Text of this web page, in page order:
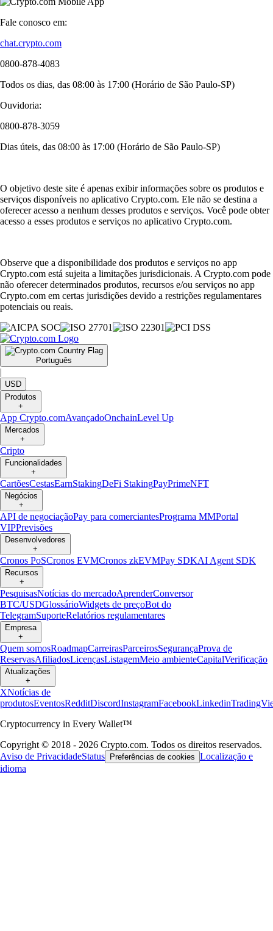
Fale conosco em:
chat.crypto.com
0800-878-4083
Todos os dias, das 08:00 às 17:00 (Horário de São Paulo-SP)
Ouvidoria:
0800-878-3059
Dias úteis, das 08:00 às 17:00 (Horário de São Paulo-SP)
O objetivo deste site é apenas exibir informações sobre os produtos e
serviços disponíveis no aplicativo Crypto.com. Ele não se destina a
oferecer acesso a nenhum desses produtos e serviços. Você pode obter
acesso a esses produtos e serviços no aplicativo Crypto.com.
Observe que a disponibilidade dos produtos e serviços no app
Crypto.com está sujeita a limitações jurisdicionais. A Crypto.com pode
não oferecer determinados produtos, recursos e/ou serviços no app
Crypto.com em certas jurisdições devido a restrições regulamentares
potenciais ou reais.
Português
|
USD
Produtos
+
App Crypto.comAvançadoOnchainLevel Up
Mercados
+
Cripto
Funcionalidades
+
CartõesCestasEarnStakingDeFi StakingPayPrimeNFT
Negócios
+
API de negociaçãoPay para comerciantesPrograma MMPortal
VIPPrevisões
Desenvolvedores
+
Cronos PoSCronos EVMCronos zkEVMPay SDKAI Agent SDK
Recursos
+
PesquisasNotícias do mercadoAprenderConversor
BTC/USDGlossárioWidgets de preçoBot do
TelegramSuporteRelatórios regulamentares
Empresa
+
Quem somosRoadmapCarreirasParceirosSegurançaProva de
ReservasAfiliadosLicençasListagemMeio ambienteCapitalVerificação
Atualizações
+
XNotícias de
produtosEventosRedditDiscordInstagramFacebookLinkedin
Cryptocurrency in Every Wallet™
Copyright © 2018 - 2026 Crypto.com. Todos os direitos reservados.
Aviso de PrivacidadeStatus Preferências de cookies Localização e
idioma